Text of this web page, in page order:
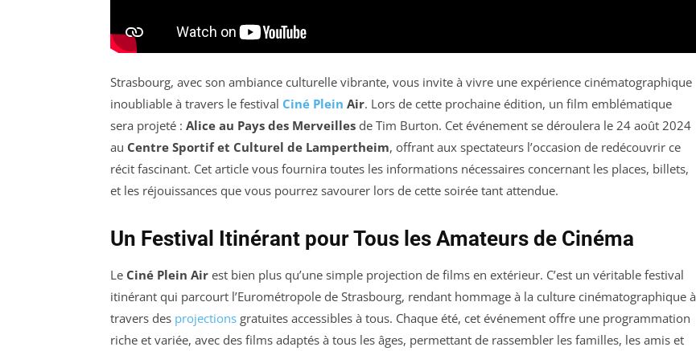
Strasbourg, avec son ambiance culturelle vibrante, vous invite à vivre une expérience cinématographique
inoubliable à travers le festival Ciné Plein Air. Lors de cette prochaine édition, un film emblématique
sera projeté : Alice au Pays des Merveilles de Tim Burton. Cet événement se déroulera le 24 août 2024
au Centre Sportif et Culturel de Lampertheim, offrant aux spectateurs l’occasion de redécouvrir ce
récit fascinant. Cet article vous fournira toutes les informations nécessaires concernant les places, billets,
et les réjouissances que vous pourrez savourer lors de cette soirée tant attendue.
Un Festival Itinérant pour Tous les Amateurs de Cinéma
Le Ciné Plein Air est bien plus qu’une simple projection de films en extérieur. C’est un véritable festival
itinérant qui parcourt l’Eurométropole de Strasbourg, rendant hommage à la culture cinématographique à
travers des projections gratuites accessibles à tous. Chaque été, cet événement offre une programmation
riche et variée, avec des films adaptés à tous les âges, permettant de rassembler les familles, les amis et